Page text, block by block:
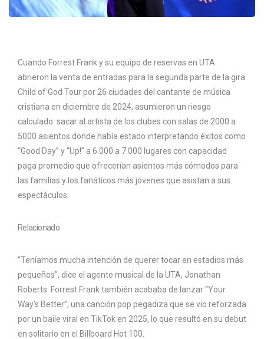
Cuando Forrest Frank y su equipo de reservas en UTA
abrieron la venta de entradas para la segunda parte de la gira
Child of God Tour por 26 ciudades del cantante de música
cristiana en diciembre de 2024, asumieron un riesgo
calculado: sacar al artista de los clubes con salas de 2000 a
5000 asientos donde había estado interpretando éxitos como
“Good Day” y “Up!” a 6.000 a 7.000 lugares con capacidad
paga promedio que ofrecerían asientos más cómodos para
las familias y los fanáticos más jóvenes que asistan a sus
espectáculos.
Relacionado
“Teníamos mucha intención de querer tocar en estadios más
pequeños”, dice el agente musical de la UTA, Jonathan
Roberts. Forrest Frank también acababa de lanzar “Your
Way's Better”, una canción pop pegadiza que se vio reforzada
por un baile viral en TikTok en 2025, lo que resultó en su debut
en solitario en el Billboard Hot 100.